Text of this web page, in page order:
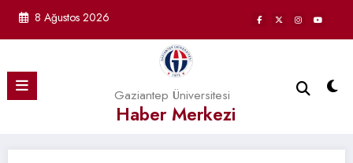
8 Ağustos 2026
Gaziantep Üniversitesi
Haber Merkezi